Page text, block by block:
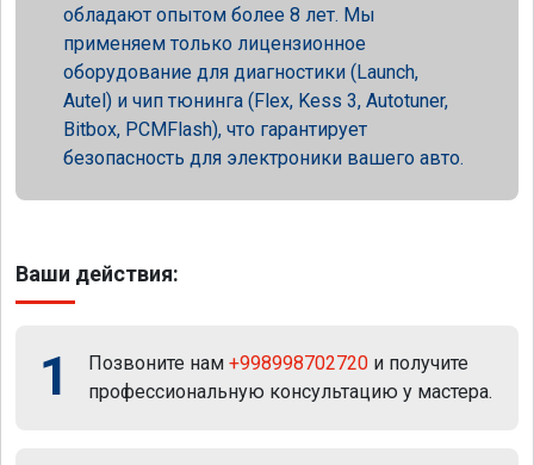
обладают опытом более 8 лет. Мы
применяем только лицензионное
оборудование для диагностики (Launch,
Autel) и чип тюнинга (Flex, Kess 3, Autotuner,
Bitbox, PCMFlash), что гарантирует
безопасность для электроники вашего авто.
Ваши действия:
1 Позвоните нам +998998702720 и получите
профессиональную консультацию у мастера.